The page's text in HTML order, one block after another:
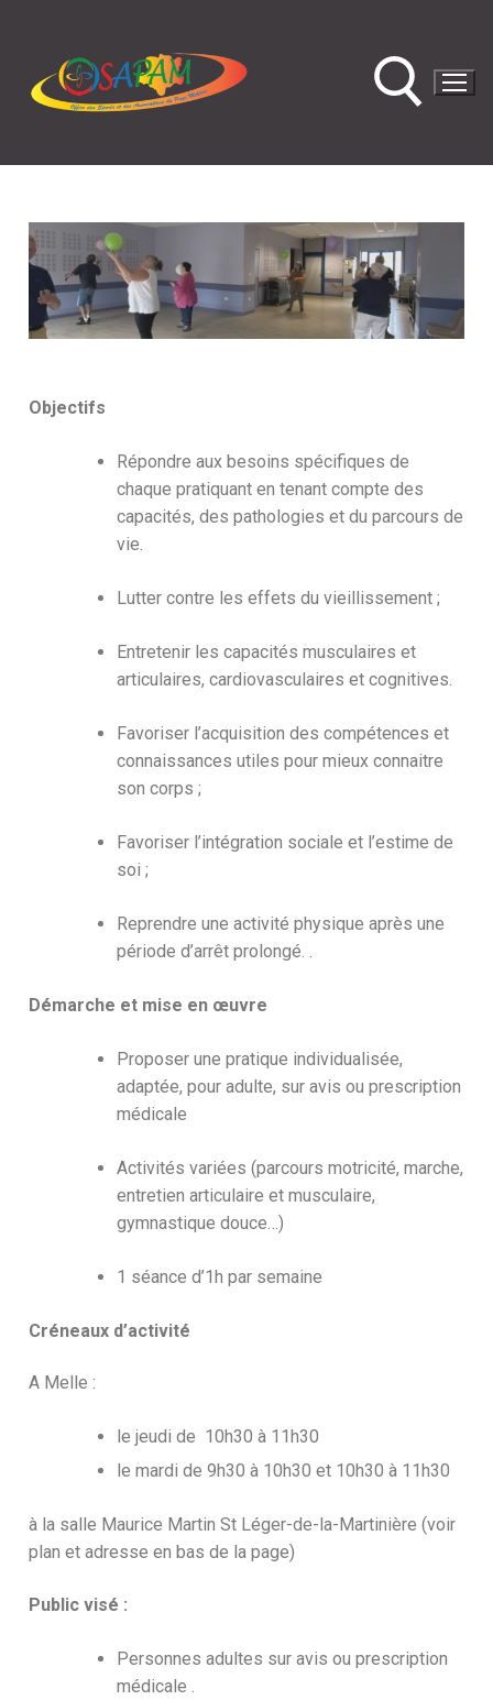
Objectifs
Répondre aux besoins spécifiques de
chaque pratiquant en tenant compte des
capacités, des pathologies et du parcours de
vie.
Lutter contre les effets du vieillissement ;
Entretenir les capacités musculaires et
articulaires, cardiovasculaires et cognitives.
Favoriser l’acquisition des compétences et
connaissances utiles pour mieux connaitre
son corps ;
Favoriser l’intégration sociale et l’estime de
soi ;
Reprendre une activité physique après une
période d’arrêt prolongé. .
Démarche et mise en œuvre
Proposer une pratique individualisée,
adaptée, pour adulte, sur avis ou prescription
médicale
Activités variées (parcours motricité, marche,
entretien articulaire et musculaire,
gymnastique douce…)
1 séance d’1h par semaine
Créneaux d’activité
A Melle :
le jeudi de 10h30 à 11h30
le mardi de 9h30 à 10h30 et 10h30 à 11h30
à la salle Maurice Martin St Léger-de-la-Martinière (voir
plan et adresse en bas de la page)
Public visé :
Personnes adultes sur avis ou prescription
médicale .